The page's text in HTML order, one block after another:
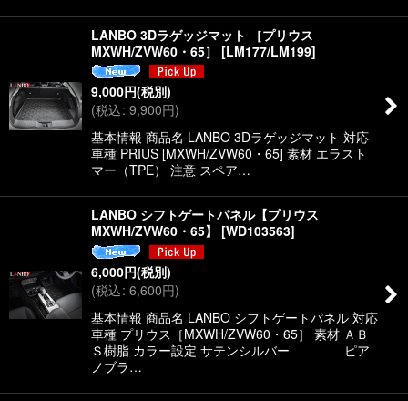
LANBO 3Dラゲッジマット ［プリウス
MXWH/ZVW60・65］
[LM177/LM199]
9,000円(税別)
(税込: 9,900円)
基本情報 商品名 LANBO 3Dラゲッジマット 対応
車種 PRIUS [MXWH/ZVW60・65] 素材 エラスト
マー（TPE） 注意 スペア…
LANBO シフトゲートパネル【プリウス
MXWH/ZVW60・65】
[WD103563]
6,000円(税別)
(税込: 6,600円)
基本情報 商品名 LANBO シフトゲートパネル 対応
車種 プリウス［MXWH/ZVW60・65］ 素材 ＡＢ
Ｓ樹脂 カラー設定 サテンシルバー ピア
ノブラ…